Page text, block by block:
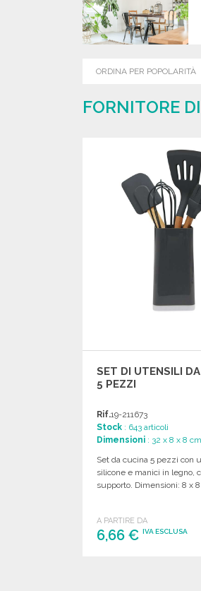
FORNITORE
SET DI UTENSILI
5 PEZZI
Rif.19-211673
Stock : 643 articoli
Dimensioni : 32 x 8 x 8 cm
Set da cucina 5 pezzi con
silicone e manici in legno,
supporto. Dimensioni: 8 x
A PARTIRE DA
6,66 € IVA ESCLUSA